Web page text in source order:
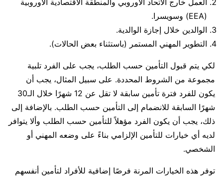
(EEA) وسويسرا.
الوالدين خلال إجازة الوالدية.
التطوير المهني المستمر (باستثناء بعض الحالات).
لكي يتم قبول التأمين حسب الطلب، يجب على الفرد تلبية
مجموعة من الشروط المحددة. على سبيل المثال، يجب أن
يكون للفرد فترة تأمين سابقة لا تقل عن 12 شهرًا خلال الـ30
شهرًا السابقة للانضمام إلى التأمين حسب الطلب. بالإضافة إلى
ذلك، يجب أن يكون الفرد مؤهلاً للتأمين حسب الطلب وألا يتوافر
لديه أي خيارات للتأمين الإلزامي بناءً على وضعه المهني أو
الشخصي.
توفر هذه الخيارات المرنة فرصًا إضافية للأفراد لتأمين أنفسهم